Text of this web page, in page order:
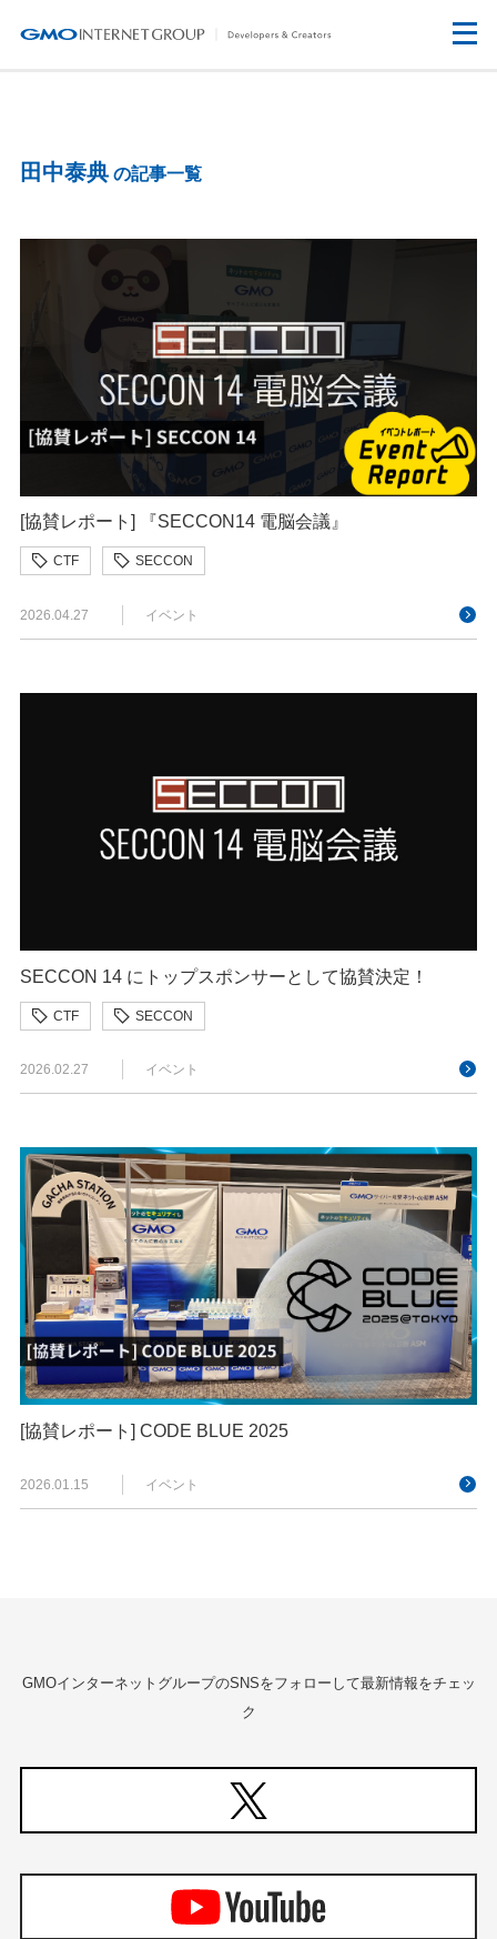
田中泰典の記事一覧
[協賛レポート] 『SECCON14 電脳会議』
CTF SECCON
2026.04.27 イベント
SECCON 14 にトップスポンサーとして協賛決定！
CTF SECCON
2026.02.27 イベント
[協賛レポート] CODE BLUE 2025
2026.01.15 イベント
GMOインターネットグループのSNSをフォローして最新情報をチェッ
ク